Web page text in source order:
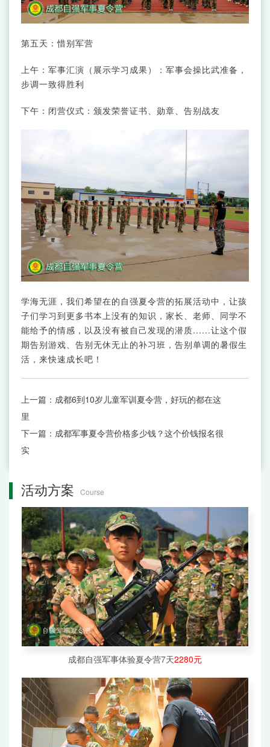
第五天：惜别军营
上午：军事汇演（展示学习成果）：军事会操比武准备，
步调一致得胜利
下午：闭营仪式：颁发荣誉证书、勋章、告别战友
学海无涯，我们希望在的自强夏令营的拓展活动中，让孩
子们学习到更多书本上没有的知识，家长、老师、同学不
能给予的情感，以及没有被自己发现的潜质......让这个假
期告别游戏、告别无休无止的补习班，告别单调的暑假生
活，来快速成长吧！
上一篇： 成都6到10岁儿童军训夏令营，好玩的都在这
里
下一篇： 成都军事夏令营价格多少钱？这个价钱报名很
实
活动方案 Course
成都自强军事体验夏令营7天2280元